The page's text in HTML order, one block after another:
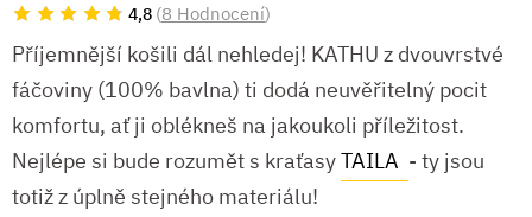
4,8 (8 Hodnocení)
Příjemnější košili dál nehledej! KATHU z dvouvrstvé
fáčoviny (100% bavlna) ti dodá neuvěřitelný pocit
komfortu, ať ji oblékneš na jakoukoli příležitost.
Nejlépe si bude rozumět s kraťasyTAILA - ty jsou
totiž z úplně stejného materiálu!